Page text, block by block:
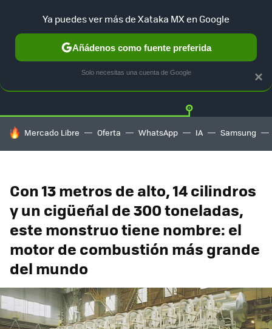
TESLA UBER AUTO ELECTRICO Twitter
HOY SE HABLA DE
Mercado Libre Oferta WhatsApp IA Samsung
Con 13 metros de alto, 14 cilindros
y un cigüeñal de 300 toneladas,
este monstruo tiene nombre: el
motor de combustión más grande
del mundo
×
Ya puedes ver más de Xataka MX en Google
Añádenos como fuente preferida
Solo necesitas una cuenta de Google